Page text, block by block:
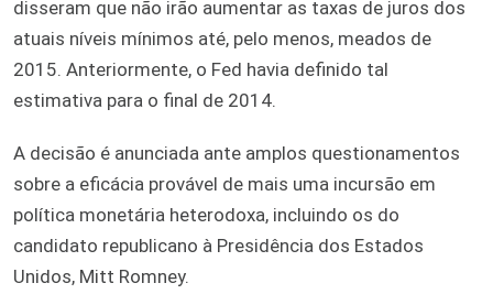
disseram que não irão aumentar as taxas de juros dos
atuais níveis mínimos até, pelo menos, meados de
2015. Anteriormente, o Fed havia definido tal
estimativa para o final de 2014.
A decisão é anunciada ante amplos questionamentos
sobre a eficácia provável de mais uma incursão em
política monetária heterodoxa, incluindo os do
candidato republicano à Presidência dos Estados
Unidos, Mitt Romney.